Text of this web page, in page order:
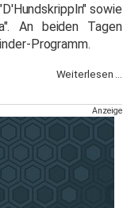
sowie
An beiden Tagen
Programm.
Weiterlesen ...
Anzeige